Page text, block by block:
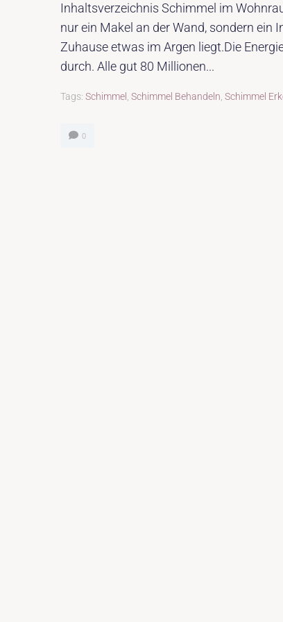
Inhaltsverzeichnis Schimmel im
nur ein Makel an der Wand, sondern ein
Zuhause etwas im Argen liegt.Die
durch. Alle gut 80 Millionen...
Tags: Schimmel Schimmel Behandeln Schimmel
0